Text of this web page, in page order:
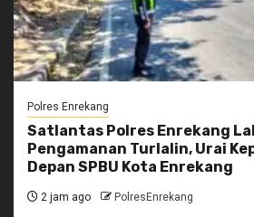
Polres Enrekang
Satlantas Polres Enrekang
Pengamanan Turlalin, Urai
Depan SPBU Kota Enrekang
2 jam ago PolresEnrekang